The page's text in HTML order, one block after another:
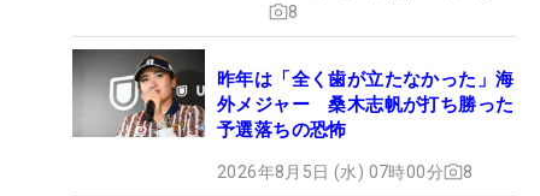
8
昨年は「全く歯が立たなかった」海
外メジャー 桑木志帆が打ち勝った
予選落ちの恐怖
2026年8月5日 (水) 07時00分 8